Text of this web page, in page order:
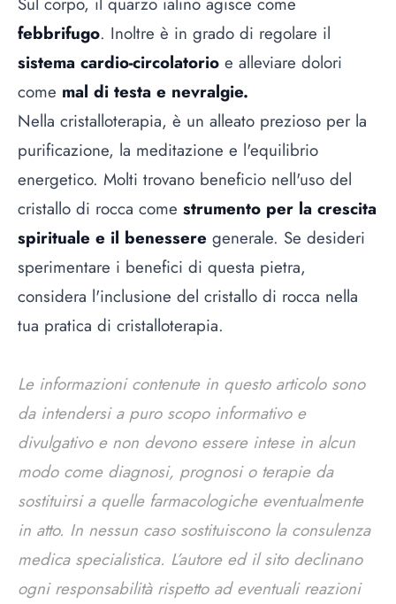
febbrifugo. Inoltre è in grado di regolare il
sistema cardio-circolatorio e alleviare dolori
come mal di testa e nevralgie.
Nella cristalloterapia, è un alleato prezioso per la
purificazione, la meditazione e l'equilibrio
energetico. Molti trovano beneficio nell'uso del
cristallo di rocca come strumento per la crescita
spirituale e il benessere generale. Se desideri
sperimentare i benefici di questa pietra,
considera l'inclusione del cristallo di rocca nella
tua pratica di cristalloterapia.
Le informazioni contenute in questo articolo sono
da intendersi a puro scopo informativo e
divulgativo e non devono essere intese in alcun
modo come diagnosi, prognosi o terapie da
sostituirsi a quelle farmacologiche eventualmente
in atto. In nessun caso sostituiscono la consulenza
medica specialistica. L’autore ed il sito declinano
ogni responsabilità rispetto ad eventuali reazioni